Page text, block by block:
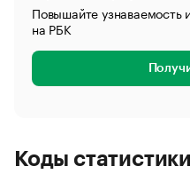
Повышайте узнаваемость
на РБК
Коды статистики